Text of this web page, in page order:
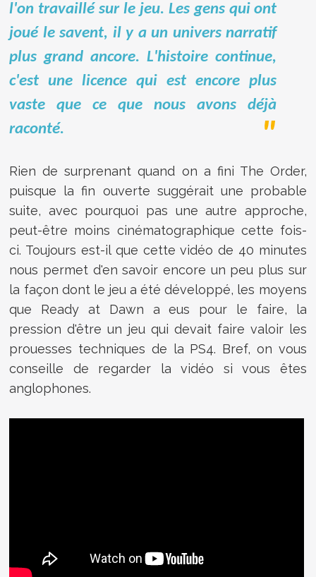
l'on travaillé sur le jeu. Les gens qui ont
joué le savent, il y a un univers narratif
plus grand ancore. L'histoire continue,
c'est une licence qui est encore plus
vaste que ce que nous avons déjà
raconté.
Rien de surprenant quand on a fini The Order,
puisque la fin ouverte suggérait une probable
suite, avec pourquoi pas une autre approche,
peut-être moins cinématographique cette fois-
ci. Toujours est-il que cette vidéo de 40 minutes
nous permet d'en savoir encore un peu plus sur
la façon dont le jeu a été développé, les moyens
que Ready at Dawn a eus pour le faire, la
pression d'être un jeu qui devait faire valoir les
prouesses techniques de la PS4. Bref, on vous
conseille de regarder la vidéo si vous êtes
anglophones.